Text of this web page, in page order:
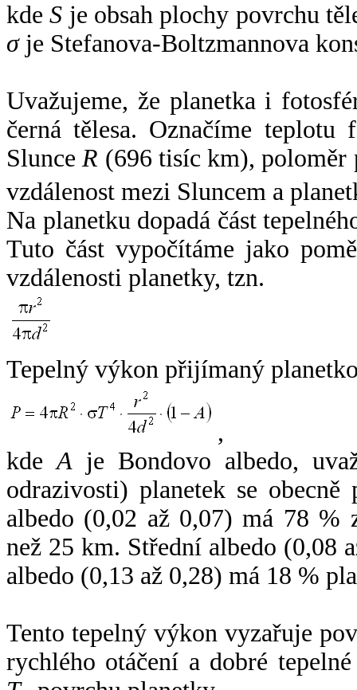
kdeS je obsah plochy povrchu
σje Stefanova-Boltzmannova
Uvažujeme, že planetka i
černá tělesa. Označíme
SlunceR (696 tisíc km),
vzdálenost mezi Sluncem a
Na planetku dopadá část
Tuto část vypočítáme jako
vzdálenosti planetky, tzn.
Tepelný výkon přijímaný
,
kdeA je Bondovo albedo,
odrazivosti) planetek se
albedo (0,02 až 0,07) má 78 %
než 25 km. Střední albedo (0,08
albedo (0,13 až 0,28) má 18 %
Tento tepelný výkon vyzařuje
rychlého otáčení a dobré